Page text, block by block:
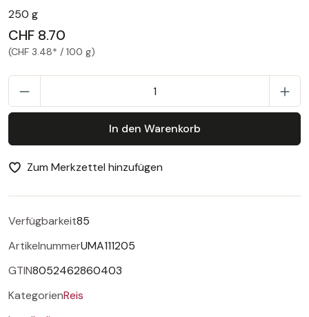
Umami, Risotto all' Aglio nero
250 g
CHF 8.70
(CHF 3.48* / 100 g)
In den Warenkorb
Zum Merkzettel hinzufügen
Verfügbarkeit85
ArtikelnummerUMA111205
GTIN8052462860403
KategorienReis